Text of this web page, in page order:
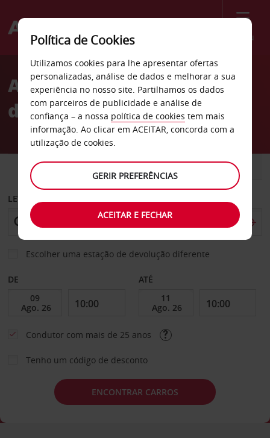
Menu
Welcome
AvisAluguer de carros Cidade
de Limassol
CARRO COMERCIAIS
LEVANTAR EM
Escolher uma estação de devolução diferente
DE ATÉ
Condutor com mais de 25 anos
Tenho um código de desconto
ENCONTRAR CARROS
Política de Cookies
Utilizamos cookies para lhe apresentar ofertas
personalizadas, análise de dados e melhorar a sua
experiência no nosso site. Partilhamos os dados
com parceiros de publicidade e análise de
confiança – a nossa política de cookies tem mais
informação. Ao clicar em ACEITAR, concorda com a
utilização de cookies.
GERIR PREFERÊNCIAS
ACEITAR E FECHAR